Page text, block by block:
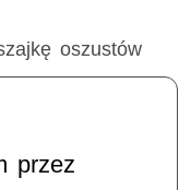
oszustów
przez